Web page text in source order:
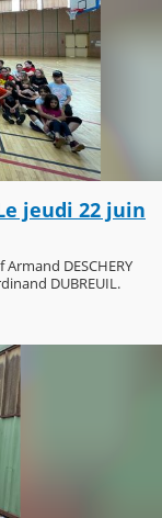
jeudi 22 juin
DESCHERY
DUBREUIL.